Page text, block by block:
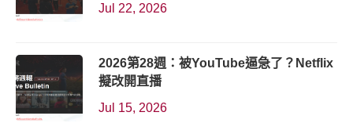
Jul 22, 2026
2026第28週：被YouTube逼急了？Netflix
擬改開直播
Jul 15, 2026